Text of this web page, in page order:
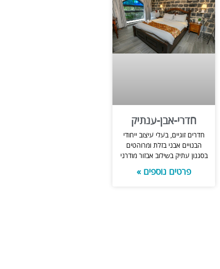
חדרי-אבן-ענתיק
חדרים זוגיים, בעלי עיצוב ייחודי
הבנויים אבני בזלת ומרוהטים
בסגנון עתיק בשילוב אבזור מודרני
פרטים נוספים »